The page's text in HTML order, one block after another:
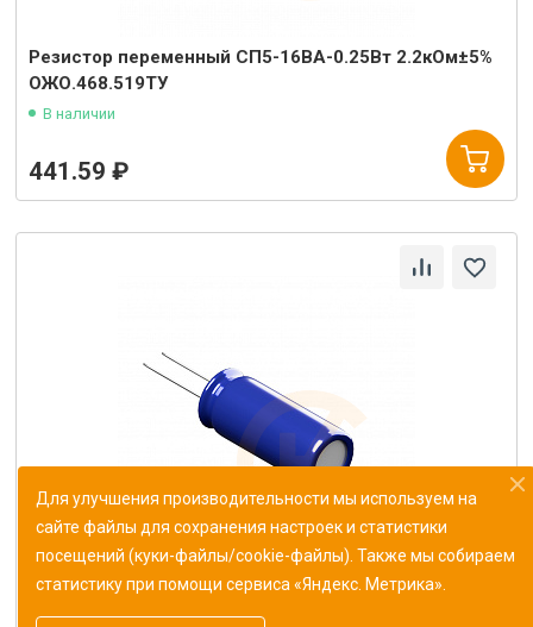
Резистор переменный СП5-16ВА-0.25Вт 2.2кОм±5%
ОЖО.468.519ТУ
В наличии
441.59 ₽
Конденсатор К10-47в-Н90-50В 2.2мкФ±80%/20%
ОЖ0.460.174ТУ
Для улучшения производительности мы используем на
сайте файлы для сохранения настроек и статистики
посещений (куки-файлы/cookie-файлы). Также мы собираем
статистику при помощи сервиса «Яндекс. Метрика».